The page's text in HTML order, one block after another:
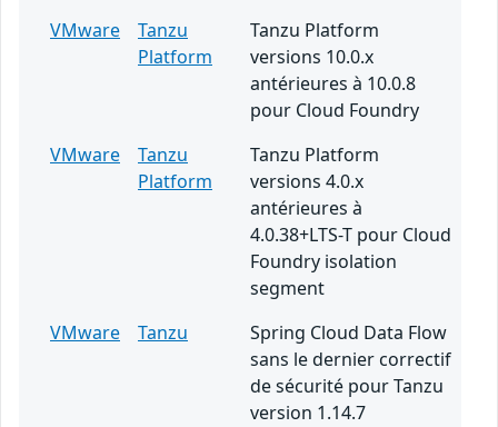
VMware
Tanzu
Platform
Tanzu Platform
versions 10.0.x
antérieures à 10.0.8
pour Cloud Foundry
VMware
Tanzu
Platform
Tanzu Platform
versions 4.0.x
antérieures à
4.0.38+LTS-T pour Cloud
Foundry isolation
segment
VMware
Tanzu
Spring Cloud Data Flow
sans le dernier correctif
de sécurité pour Tanzu
version 1.14.7